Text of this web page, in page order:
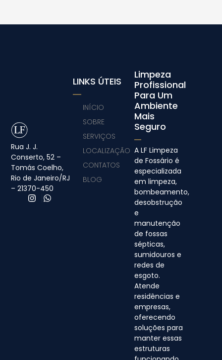
Rua J. J.
Conserto, 52 –
Tomás Coelho,
Rio de Janeiro/RJ
– 21370-450
Limpeza
Profissional
Para Um
Ambiente
Mais
Seguro
A LF Limpeza
de Fossário é
especializada
em limpeza,
bombeamento,
desobstrução
e
manutenção
de fossas
sépticas,
sumidouros e
redes de
esgoto.
Atende
residências e
empresas,
oferecendo
soluções para
manter essas
estruturas
LINKS ÚTEIS
INÍCIO
SOBRE
SERVIÇOS
LOCALIZAÇÃO
CONTATOS
BLOG